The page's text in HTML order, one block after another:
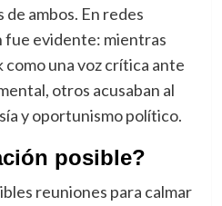
ambos. En redes
fue evidente: mientras
una voz crítica ante
otros acusaban al
y oportunismo político.
posible?
reuniones para calmar